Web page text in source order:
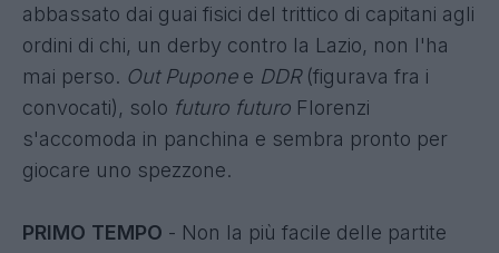
abbassato dai guai fisici del trittico di capitani agli
ordini di chi, un derby contro la Lazio, non l'ha
mai perso. Out Pupone e DDR(figurava fra i
convocati), solo futuro futuro Florenzi
s'accomoda in panchina e sembra pronto per
giocare uno spezzone.
PRIMO TEMPO - Non la più facile delle partite